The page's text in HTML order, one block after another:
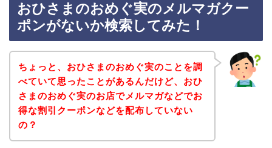
おひさまのおめぐ実のメルマガクー
ポンがないか検索してみた！
ちょっと、おひさまのおめぐ実のことを調
べていて思ったことがあるんだけど、おひ
さまのおめぐ実のお店でメルマガなどでお
得な割引クーポンなどを配布していない
の？